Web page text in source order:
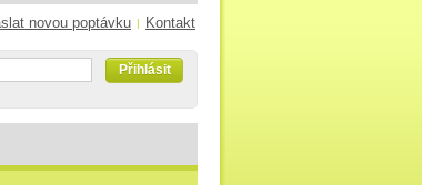
novou poptávku | Kontakt
Přihlásit